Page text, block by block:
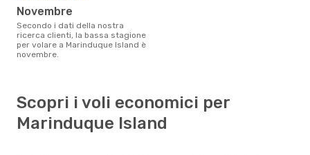
novembre
Secondo i dati della nostra
ricerca clienti, la bassa stagione
per volare a Marinduque Island è
novembre.
Scopri i voli economici per
Marinduque Island